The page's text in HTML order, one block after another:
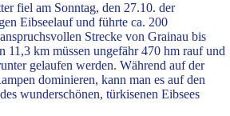
fiel am Sonntag, den 27.10. der
Eibseelauf und führte ca. 200
Strecke von Grainau bis
11,3 km müssen ungefähr 470 hm rauf und
gelaufen werden. Während auf der
dominieren, kann man es auf den
wunderschönen, türkisenen Eibsees